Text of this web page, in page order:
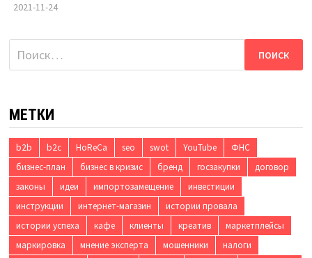
2021-11-24
Найти:
МЕТКИ
b2b b2c HoReCa seo swot YouTube
ФНС
бизнес-план
бизнес в кризис бренд госзакупки
договор
законы
идеи импортозамещение
инвестиции
инструкции
интернет-магазин
истории провала
истории успеха
кафе клиенты креатив
маркетплейсы
маркировка
мнение эксперта мошенники
налоги